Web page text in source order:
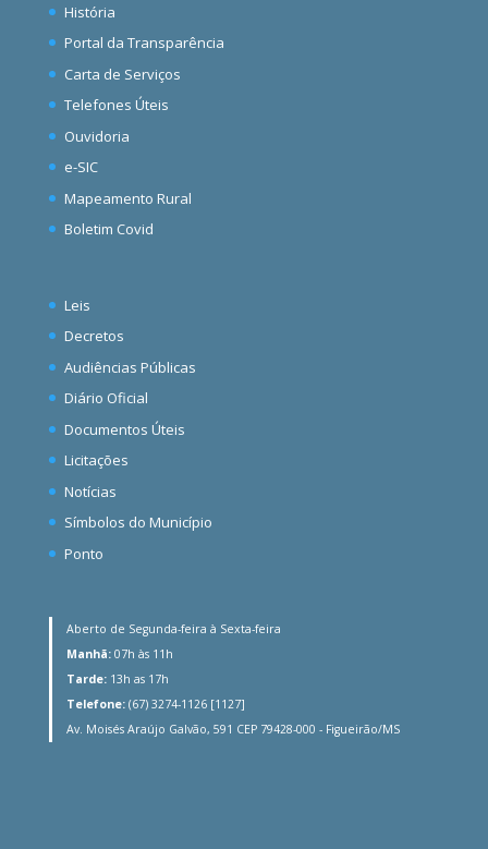
História
Portal da Transparência
Carta de Serviços
Telefones Úteis
Ouvidoria
e-SIC
Mapeamento Rural
Boletim Covid
Leis
Decretos
Audiências Públicas
Diário Oficial
Documentos Úteis
Licitações
Notícias
Símbolos do Município
Ponto
Aberto de Segunda-feira à Sexta-feira
Manhã: 07h às 11h
Tarde: 13h as 17h
Telefone: (67) 3274-1126 [1127]
Av. Moisés Araújo Galvão, 591 CEP 79428-000 - Figueirão/MS